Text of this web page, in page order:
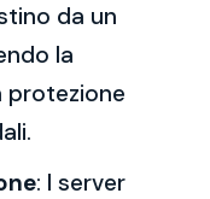
da un
la
protezione
: I server